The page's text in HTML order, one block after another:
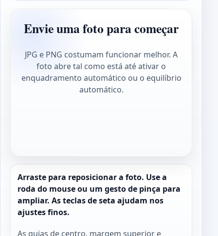
Envie uma foto para começar
JPG e PNG costumam funcionar melhor. A
foto abre tal como está até ativar o
enquadramento automático ou o equilíbrio
automático.
Arraste para reposicionar a foto. Use a
roda do mouse ou um gesto de pinça para
ampliar. As teclas de seta ajudam nos
ajustes finos.
As guias de centro, margem superior e